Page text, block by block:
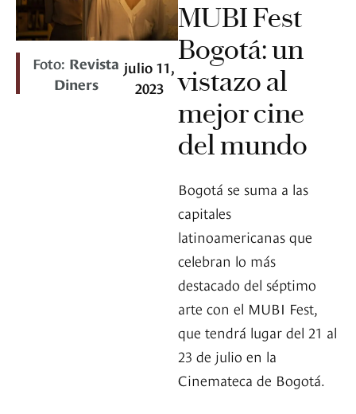
Foto: Revista
Diners
julio 11,
2023
MUBI Fest
Bogotá: un
vistazo al
mejor cine
del mundo
Bogotá se suma a las
capitales
latinoamericanas que
celebran lo más
destacado del séptimo
arte con el MUBI Fest,
que tendrá lugar del 21 al
23 de julio en la
Cinemateca de Bogotá.